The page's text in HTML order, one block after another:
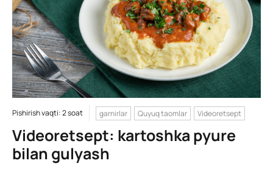
Pishirish vaqti: 2 soat garnirlar Quyuq taomlar Videoretsept
Videoretsept: kartoshka pyure
bilan gulyash